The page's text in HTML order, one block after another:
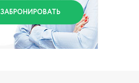
ЗАБРОНИРОВАТЬ